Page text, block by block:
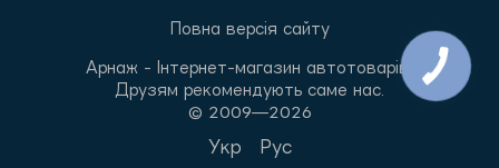
Повна версія сайту
Арнаж - Інтернет-магазин автотоварів.
Друзям рекомендують саме нас.
© 2009—2026
Укр Рус